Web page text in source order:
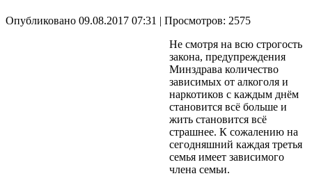
Опубликовано 09.08.2017 07:31 | Просмотров: 2575
Не смотря на всю строгость
закона, предупреждения
Минздрава количество
зависимых от алкоголя и
наркотиков с каждым днём
становится всё больше и
жить становится всё
страшнее. К сожалению на
сегодняшний каждая третья
семья имеет зависимого
члена семьи.